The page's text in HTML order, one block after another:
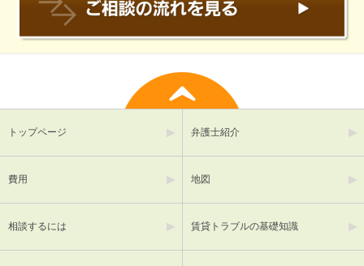
トップページ 弁護士紹介
費用 地図
相談するには 賃貸トラブルの基礎知識